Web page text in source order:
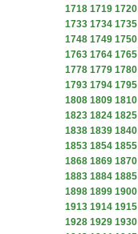
1718 1719 1720
1733 1734 1735
1748 1749 1750
1763 1764 1765
1778 1779 1780
1793 1794 1795
1808 1809 1810
1823 1824 1825
1838 1839 1840
1853 1854 1855
1868 1869 1870
1883 1884 1885
1898 1899 1900
1913 1914 1915
1928 1929 1930